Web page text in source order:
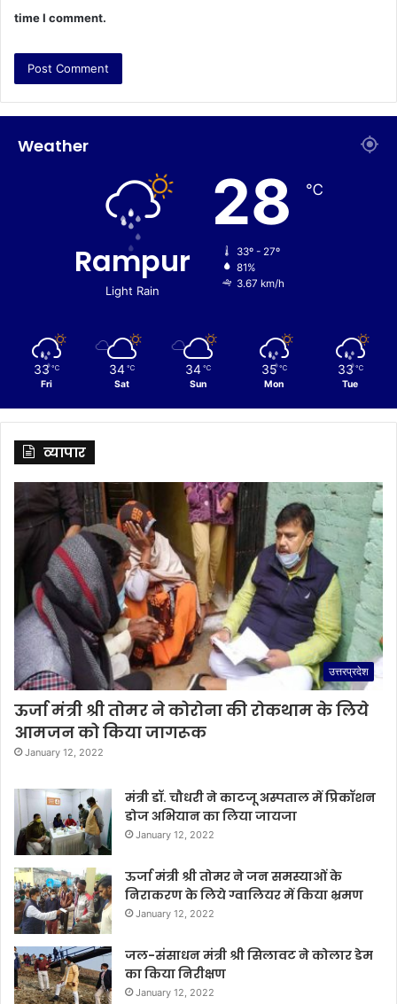
time I comment.
Weather
Rampur
Light Rain
28 ℃
33º - 27º
81%
3.67 km/h
33 ℃
Fri
34 ℃
Sat
34 ℃
Sun
35 ℃
Mon
33 ℃
Tue
व्यापार
उत्तरप्रदेश
ऊर्जा मंत्री श्री तोमर ने कोरोना की रोकथाम के लिये
आमजन को किया जागरूक
January 12, 2022
मंत्री डॉ. चौधरी ने काटजू अस्पताल में प्रिकॉशन
डोज अभियान का लिया जायजा
January 12, 2022
ऊर्जा मंत्री श्री तोमर ने जन समस्याओं के
निराकरण के लिये ग्वालियर में किया भ्रमण
January 12, 2022
जल-संसाधन मंत्री श्री सिलावट ने कोलार डेम
का किया निरीक्षण
January 12, 2022